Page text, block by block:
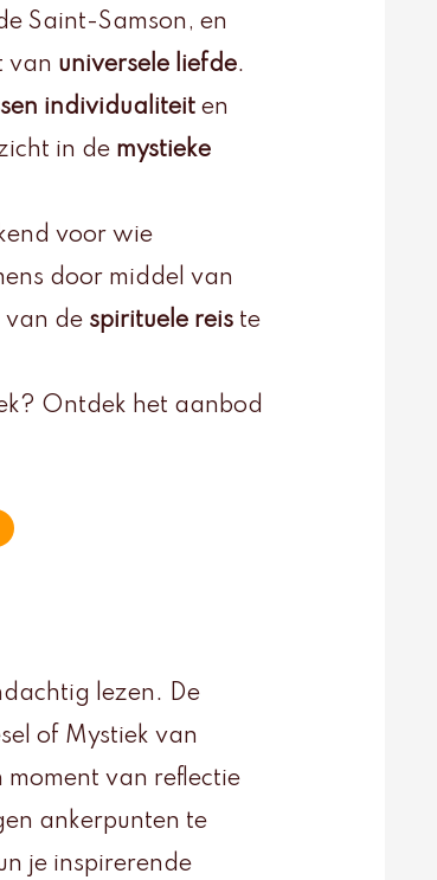
Saint-Samson, en
van universele liefde.
individualiteit en
in de mystieke
voor wie
door middel van
van de spirituele reis te
Ontdek het aanbod
lezen. De
of Mystiek van
van reflectie
ankerpunten te
je inspirerende